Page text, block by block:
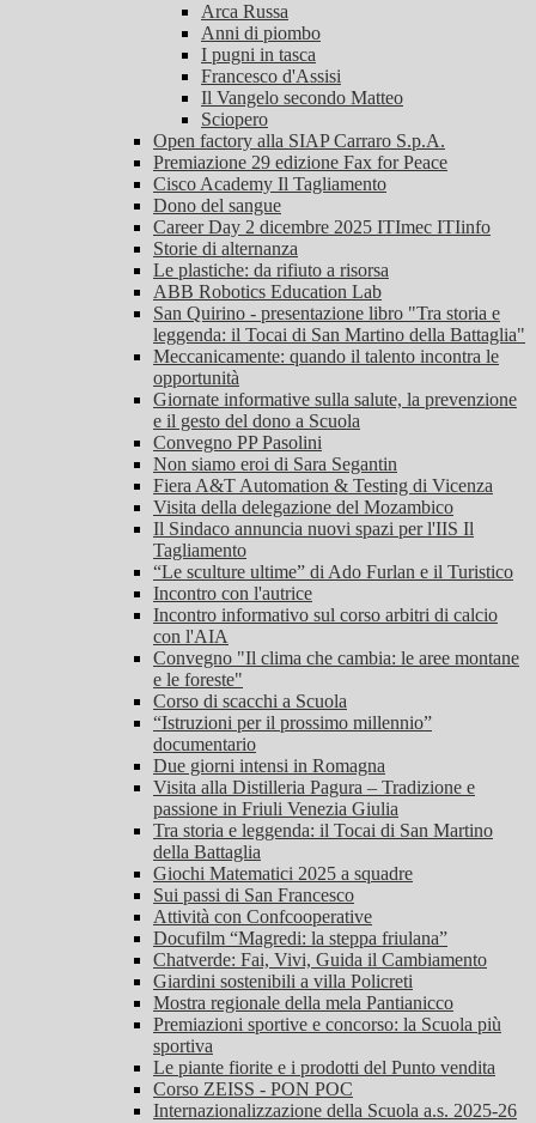
Arca Russa
Anni di piombo
I pugni in tasca
Francesco d'Assisi
Il Vangelo secondo Matteo
Sciopero
Open factory alla SIAP Carraro S.p.A.
Premiazione 29 edizione Fax for Peace
Cisco Academy Il Tagliamento
Dono del sangue
Career Day 2 dicembre 2025 ITImec ITIinfo
Storie di alternanza
Le plastiche: da rifiuto a risorsa
ABB Robotics Education Lab
San Quirino - presentazione libro "Tra storia e
leggenda: il Tocai di San Martino della Battaglia"
Meccanicamente: quando il talento incontra le
opportunità
Giornate informative sulla salute, la prevenzione
e il gesto del dono a Scuola
Convegno PP Pasolini
Non siamo eroi di Sara Segantin
Fiera A&T Automation & Testing di Vicenza
Visita della delegazione del Mozambico
Il Sindaco annuncia nuovi spazi per l'IIS Il
Tagliamento
“Le sculture ultime” di Ado Furlan e il Turistico
Incontro con l'autrice
Incontro informativo sul corso arbitri di calcio
con l'AIA
Convegno "Il clima che cambia: le aree montane
e le foreste"
Corso di scacchi a Scuola
“Istruzioni per il prossimo millennio”
documentario
Due giorni intensi in Romagna
Visita alla Distilleria Pagura – Tradizione e
passione in Friuli Venezia Giulia
Tra storia e leggenda: il Tocai di San Martino
della Battaglia
Giochi Matematici 2025 a squadre
Sui passi di San Francesco
Attività con Confcooperative
Docufilm “Magredi: la steppa friulana”
Chatverde: Fai, Vivi, Guida il Cambiamento
Giardini sostenibili a villa Policreti
Mostra regionale della mela Pantianicco
Premiazioni sportive e concorso: la Scuola più
sportiva
Le piante fiorite e i prodotti del Punto vendita
Corso ZEISS - PON POC
Internazionalizzazione della Scuola a.s. 2025-26